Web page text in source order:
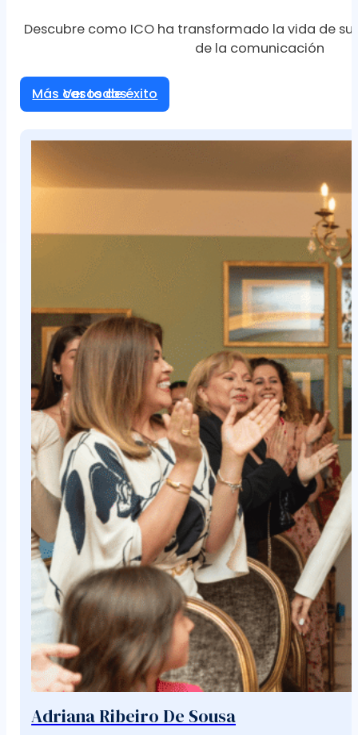
Descubre como ICO ha transformado la vida de
de la comunicación
Más casos de éxito
Adriana Ribeiro De Sousa